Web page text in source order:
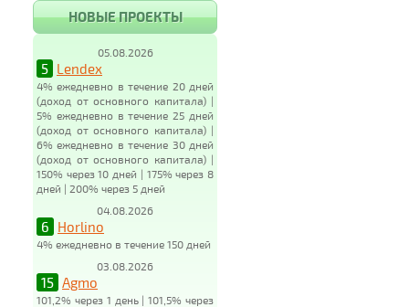
НОВЫЕ ПРОЕКТЫ
05.08.2026
5 Lendex
4% ежедневно в течение 20 дней
(доход от основного капитала) |
5% ежедневно в течение 25 дней
(доход от основного капитала) |
6% ежедневно в течение 30 дней
(доход от основного капитала) |
150% через 10 дней | 175% через 8
дней | 200% через 5 дней
04.08.2026
6 Horlino
4% ежедневно в течение 150 дней
03.08.2026
15 Agmo
101,2% через 1 день | 101,5% через